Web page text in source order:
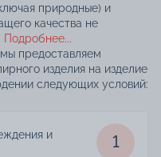
природные) и
качества не
Подробнее...
предоставляем
изделия на изделие
следующих условий:
и
1